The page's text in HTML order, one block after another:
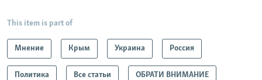
This item is part of
Мнение Крым Украина Россия
Политика Все статьи ОБРАТИ ВНИМАНИЕ